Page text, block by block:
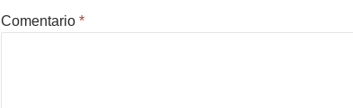
Comentario *